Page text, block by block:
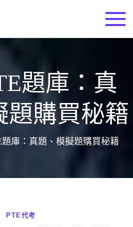
題庫：真
題購買秘籍
題庫：真題、模擬題購買秘籍
PTE代考